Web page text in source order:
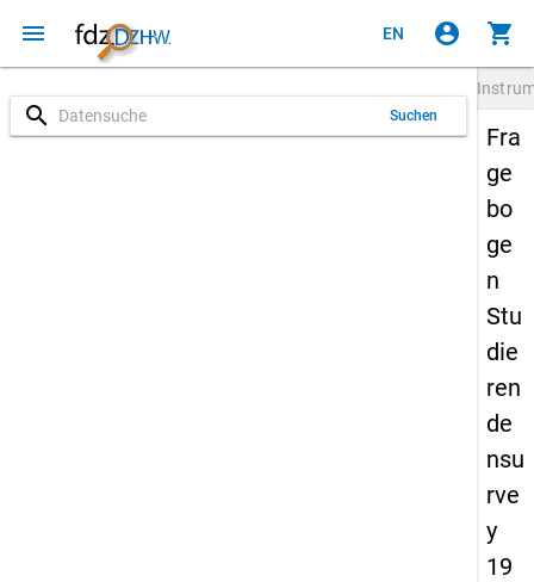
menu EN account_circle shopping_cart
search Suchen
Fra
ge
bo
ge
n
Stu
die
ren
de
nsu
rve
y
19